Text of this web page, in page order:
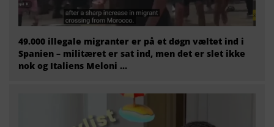
49.000 illegale migranter er på et døgn væltet ind i
Spanien – militæret er sat ind, men det er slet ikke
nok og Italiens Meloni ...